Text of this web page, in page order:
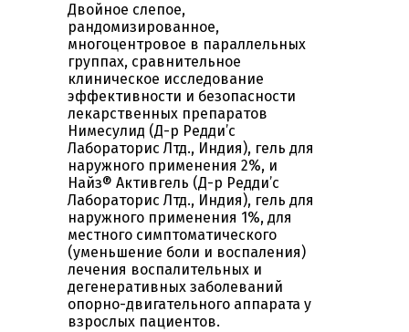
Двойное слепое,
рандомизированное,
многоцентровое в параллельных
группах, сравнительное
клиническое исследование
эффективности и безопасности
лекарственных препаратов
Нимесулид (Д-р Редди’с
Лабораторис Лтд., Индия), гель для
наружного применения 2%, и
Найз® Активгель (Д-р Редди’с
Лабораторис Лтд., Индия), гель для
наружного применения 1%, для
местного симптоматического
(уменьшение боли и воспаления)
лечения воспалительных и
дегенеративных заболеваний
опорно-двигательного аппарата у
взрослых пациентов.